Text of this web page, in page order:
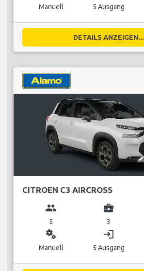
Manuell 5 Ausgang
DETAILS ANZEIGEN...
CITROEN C3 AIRCROSS
group
5
business_center
3
miscellaneous_services
Manuell
login
5 Ausgang